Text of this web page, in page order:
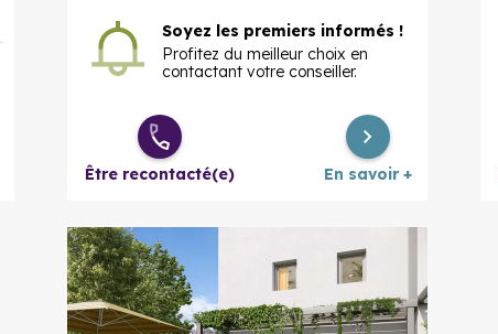
Soyez les premiers informés !
Profitez du meilleur choix en
contactant votre conseiller.
Être recontacté(e) En savoir +